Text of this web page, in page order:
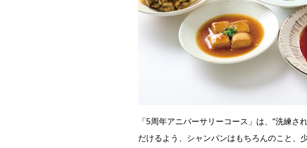
「5周年アニバーサリーコース」は、“洗練
だけるよう、シャンパンはもちろんのこと、